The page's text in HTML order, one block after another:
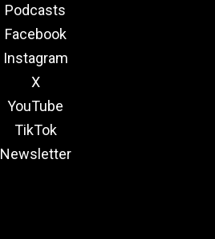
Podcasts
Facebook
Instagram
X
YouTube
TikTok
Newsletter